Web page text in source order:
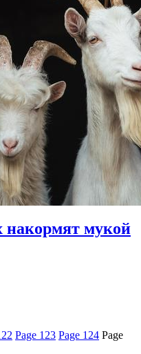
мукой
Page 123 Page 124 Page